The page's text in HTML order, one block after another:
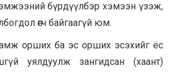
бүрдүүлбэр хэмээн үзэж,
өгч байгаагүй юм.
орших ба эс орших эсэхийг ёс
уялдуулж зангидсан (хаант)